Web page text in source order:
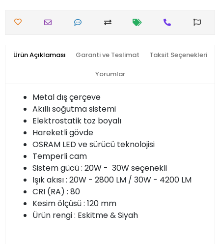
Ürün Açıklaması Garanti ve Teslimat Taksit Seçenekleri
Yorumlar
Metal dış çerçeve
Akıllı soğutma sistemi
Elektrostatik toz boyalı
Hareketli gövde
OSRAM LED ve sürücü teknolojisi
Temperli cam
Sistem gücü : 20W - 30W seçenekli
Işık akısı : 20W - 2800 LM / 30W - 4200 LM
CRI (RA) : 80
Kesim ölçüsü : 120 mm
Ürün rengi : Eskitme & Siyah